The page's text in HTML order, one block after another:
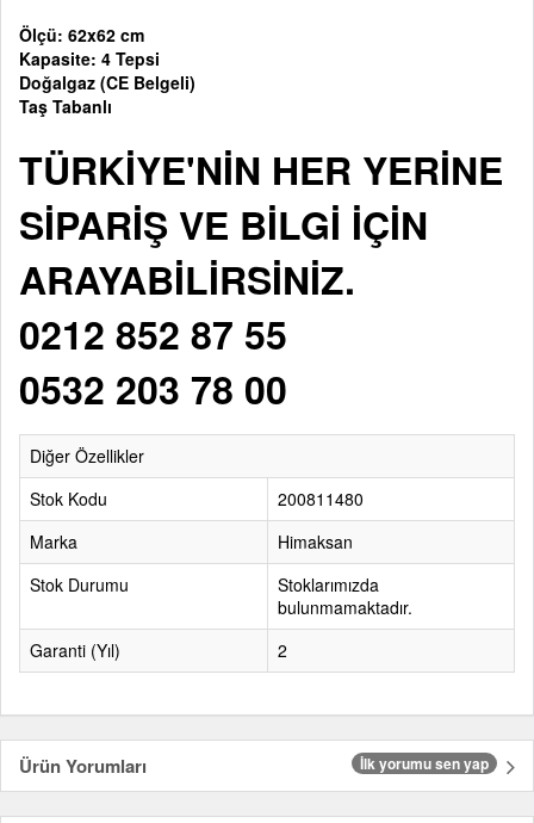
Ölçü: 62x62 cm
Kapasite: 4 Tepsi
Doğalgaz (CE Belgeli)
Taş Tabanlı
TÜRKİYE'NİN HER YERİNE
SİPARİŞ VE BİLGİ İÇİN
ARAYABİLİRSİNİZ.
0212 852 87 55
0532 203 78 00
Diğer Özellikler
Stok Kodu
200811480
Marka
Himaksan
Stok Durumu
Stoklarımızda
bulunmamaktadır.
Garanti (Yıl)
2
Ürün Yorumları İlk yorumu sen yap